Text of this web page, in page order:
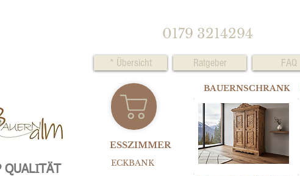
0179 3214294
QUALITÄT
* Übersicht Ratgeber FAQ
ESSZIMMER
ECKBANK
BAUERNSCHRANK